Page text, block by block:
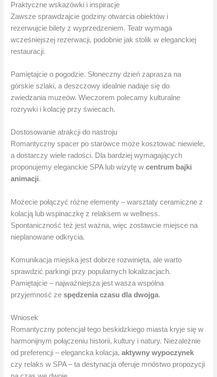
Praktyczne wskazówki i inspiracje
Zawsze sprawdzajcie godziny otwarcia obiektów i
rezerwujcie bilety z wyprzedzeniem. Teatr wymaga
wcześniejszej rezerwacji, podobnie jak stolik w eleganckiej
restauracji.
Pamiętajcie o pogodzie. Słoneczny dzień zaprasza na
górskie szlaki, a deszczowy idealnie nadaje się do
zwiedzania muzeów. Wieczorem polecamy kulturalne
rozrywki i kolację przy świecach.
Dostosowanie atrakcji do nastroju
Romantyczny spacer po starówce może kosztować niewiele,
a dostarczy wiele radości. Dla bardziej wymagających
proponujemy eleganckie SPA lub wizytę wcentrum bajki
animacji.
Możecie połączyć różne elementy – warsztaty ceramiczne z
kolacją lub wspinaczkę z relaksem w wellness.
Spontaniczność też jest ważna, więc zostawcie miejsce na
nieplanowane odkrycia.
Komunikacja miejska jest dobrze rozwinięta, ale warto
sprawdzić parkingi przy popularnych lokalizacjach.
Pamiętajcie – najważniejsza jest wasza wspólna
przyjemność zespędzenia czasu dla dwojga.
Wniosek
Romantyczny potencjał tego beskidzkiego miasta kryje się w
harmonijnym połączeniu historii, kultury i natury. Niezależnie
od preferencji – elegancka kolacja,aktywny wypoczynek
czy relaks w SPA – ta destynacja oferuje mnóstwo propozycji